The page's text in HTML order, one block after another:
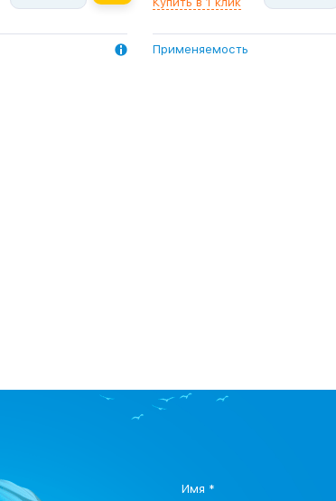
Применяемость
Имя *